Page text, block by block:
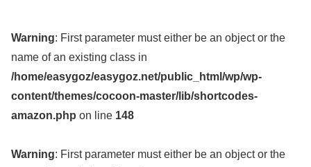
Warning: First parameter must either be an object or the
name of an existing class in
/home/easygoz/easygoz.net/public_html/wp/wp-
content/themes/cocoon-master/lib/shortcodes-
amazon.php on line 148
Warning: First parameter must either be an object or the